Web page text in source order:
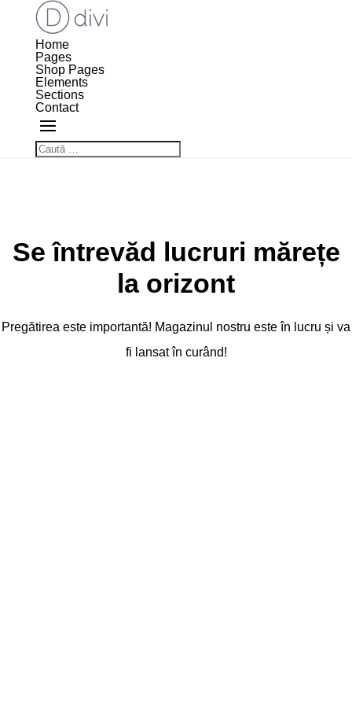
Home
Pages
Shop Pages
Elements
Sections
Contact
Se întrevăd lucruri mărețe
la orizont
Pregătirea este importantă! Magazinul nostru este în lucru și va
fi lansat în curând!